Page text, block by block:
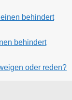
behindert
behindert
oder reden?